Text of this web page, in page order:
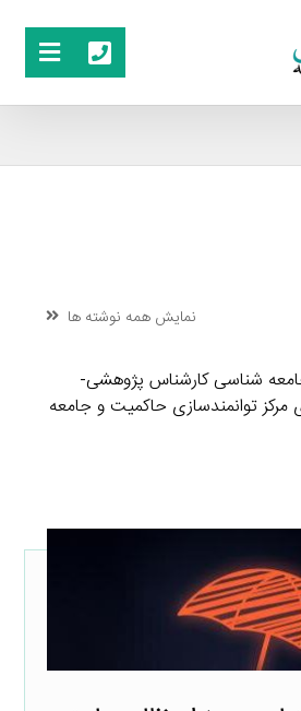
نمایش همه نوشته ها
شناسی کارشناس پژوهشی-
مرکز توانمندسازی حاکمیت و جامعه